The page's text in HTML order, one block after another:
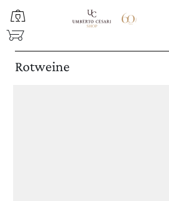
Sprachen
SCHLIESSEN
Rotweine